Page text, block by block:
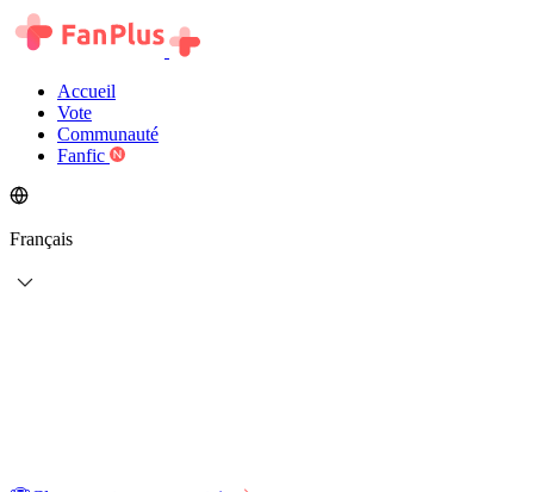
Accueil
Vote
Communauté
Fanfic
Français